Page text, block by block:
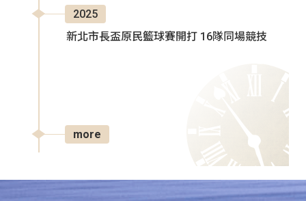
2025
新北市長盃原民籃球賽開打 16隊同場競技
more